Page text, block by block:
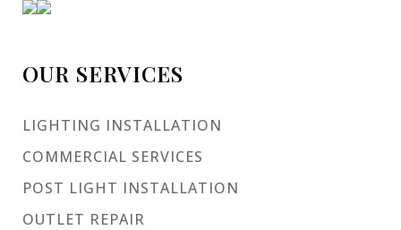
OUR SERVICES
LIGHTING INSTALLATION
COMMERCIAL SERVICES
POST LIGHT INSTALLATION
OUTLET REPAIR